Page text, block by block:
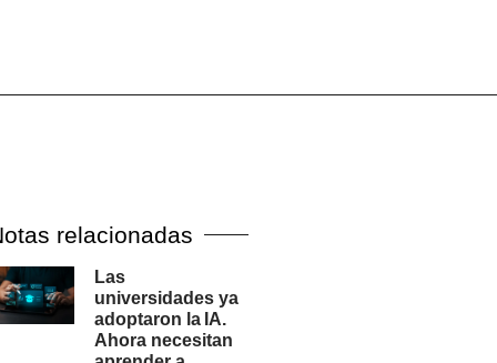
relacionadas
Las
universidades ya
adoptaron la IA.
Ahora necesitan